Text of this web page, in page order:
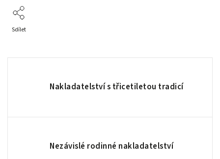
Sdílet
Nakladatelství s třicetiletou tradicí
Nezávislé rodinné nakladatelství